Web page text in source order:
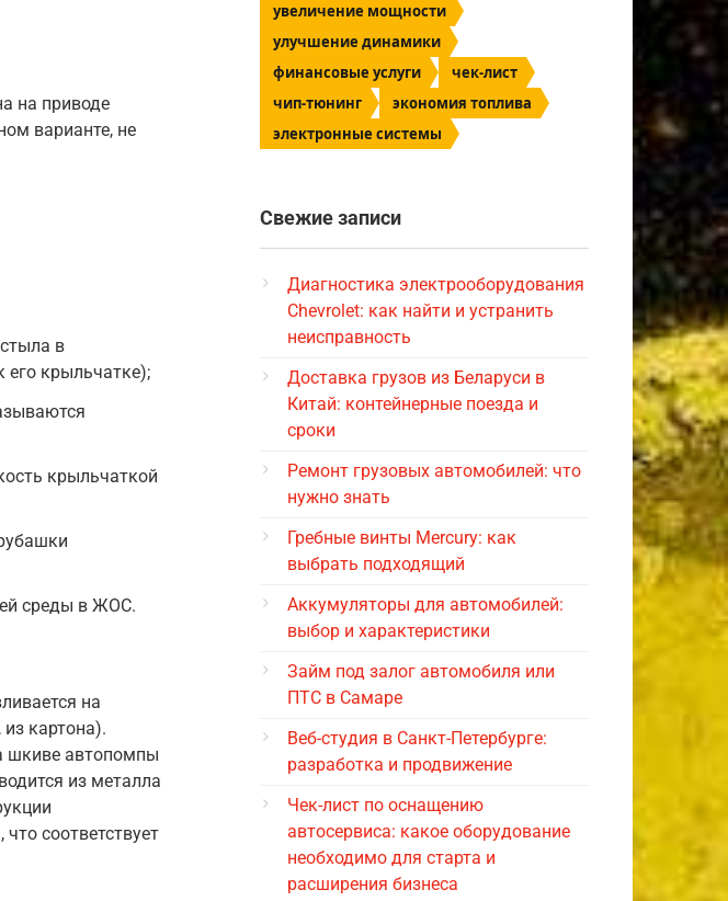
на приводе
варианте, не
в
его крыльчатке);
крыльчаткой
среды в ЖОС.
на
картона).
шкиве автопомпы
из металла
соответствует
увеличение мощности
улучшение динамики
финансовые услуги
чек-лист
чип-тюнинг
экономия топлива
электронные системы
Свежие записи
Диагностика электрооборудования
Chevrolet: как найти и устранить
неисправность
Доставка грузов из Беларуси в
Китай: контейнерные поезда и
сроки
Ремонт грузовых автомобилей: что
нужно знать
Гребные винты Mercury: как
выбрать подходящий
Аккумуляторы для автомобилей:
выбор и характеристики
Займ под залог автомобиля или
ПТС в Самаре
Веб-студия в Санкт-Петербурге:
разработка и продвижение
Чек-лист по оснащению
автосервиса: какое оборудование
необходимо для старта и
расширения бизнеса